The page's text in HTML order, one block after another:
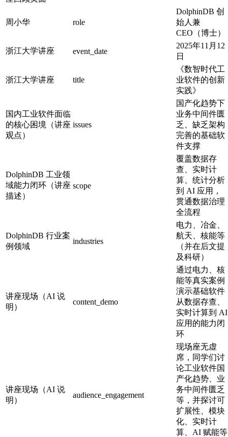
周小华 role
DolphinDB 创
始人兼
CEO（博士）
浙江大学讲座 event_date
2025年11月12
日
浙江大学讲座 title
《数智时代工
业软件的创新
实践》
国内工业软件面临
的核心困境（讲座
观点）
issues
国产化趋势下
业务中间件匮
乏、缺乏架构
完善的基础软
件支撑
DolphinDB 工业领
域能力闭环（讲座
描述）
scope
覆盖数据存
查、实时计
算、统计分析
到 AI 应用，
贯通数据治理
全流程
DolphinDB 行业案
例领域
industries
电力、冶金、
航天、核能等
（并在后文提
及科研）
讲座现场（AI 说
明）
content_demo
通过电力、核
能等真实案例
演示基础软件
从数据存查、
实时计算到 AI
应用的能力闭
环
讲座现场（AI 说
明）
audience_engagement
现场座无虚
席，同学们讨
论工业软件国
产化趋势、业
务中间件匮乏
等，并探讨可
扩展性、模块
化、实时计
算、AI 赋能等